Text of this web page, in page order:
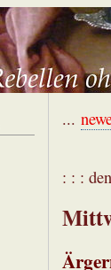
...
: : :